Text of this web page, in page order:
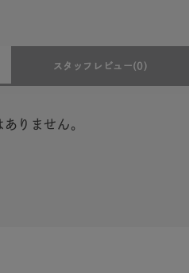
スタッフレビュー(0)
ありません。